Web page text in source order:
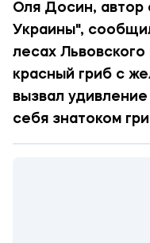
Оля Досин,
Украины",
лесах
красный гриб с
вызвал
себя знатоком